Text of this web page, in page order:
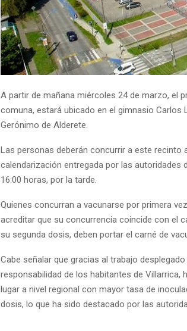
A partir de mañana miércoles 24 de marzo, el
comuna, estará ubicado en el gimnasio Carlos
Gerónimo de Alderete.
Las personas deberán concurrir a este recinto
calendarización entregada por las autoridades
16:00 horas, por la tarde.
Quienes concurran a vacunarse por primera
acreditar que su concurrencia coincide con el
su segunda dosis, deben portar el carné de
Cabe señalar que gracias al trabajo
responsabilidad de los habitantes de Villarrica,
lugar a nivel regional con mayor tasa de
dosis, lo que ha sido destacado por las